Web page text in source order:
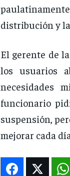
distribución y
El gerente de
los usuarios
necesidades
funcionario
suspensión,
mejorar cada